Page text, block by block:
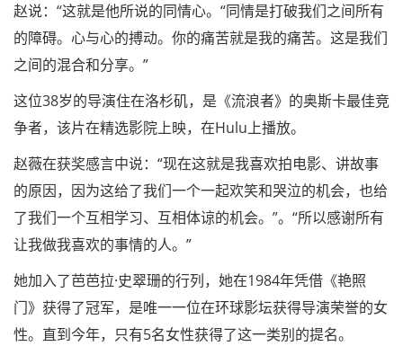
赵说：“这就是他所说的同情心。“同情是打破我们之间所有
的障碍。心与心的搏动。你的痛苦就是我的痛苦。这是我们
之间的混合和分享。”
这位38岁的导演住在洛杉矶，是《流浪者》的奥斯卡最佳竞
争者，该片在精选影院上映，在Hulu上播放。
赵薇在获奖感言中说：“现在这就是我喜欢拍电影、讲故事
的原因，因为这给了我们一个一起欢笑和哭泣的机会，也给
了我们一个互相学习、互相体谅的机会。”。“所以感谢所有
让我做我喜欢的事情的人。”
她加入了芭芭拉·史翠珊的行列，她在1984年凭借《艳照
门》获得了冠军，是唯一一位在环球影坛获得导演荣誉的女
性。直到今年，只有5名女性获得了这一类别的提名。